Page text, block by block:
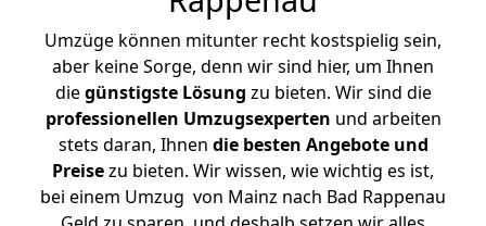
Umzüge können mitunter recht kostspielig sein,
aber keine Sorge, denn wir sind hier, um Ihnen
diegünstigste Lösung zu bieten. Wir sind die
professionellen Umzugsexperten und arbeiten
stets daran, Ihnen die besten Angebote und
Preisezu bieten. Wir wissen, wie wichtig es ist,
bei einem Umzug von Mainz nach Bad Rappenau